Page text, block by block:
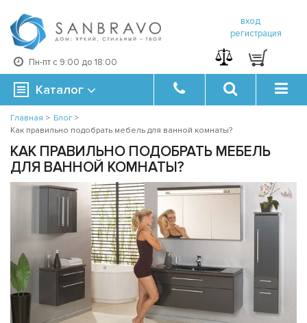
Пн-пт с 9:00 до 18:00
вход
регистрация
Каталог
Главная > Блог >
Как правильно подобрать мебель для ванной комнаты?
КАК ПРАВИЛЬНО ПОДОБРАТЬ МЕБЕЛЬ
ДЛЯ ВАННОЙ КОМНАТЫ?